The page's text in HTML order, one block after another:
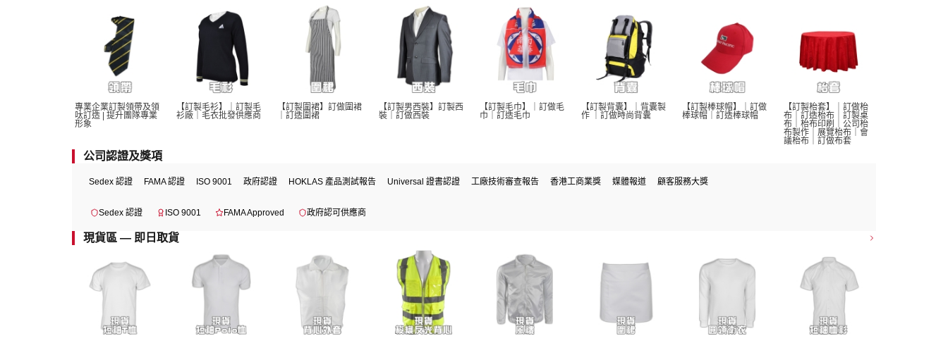
專業企業訂製領帶及領
呔訂造 | 提升團隊專業
形象
【訂製毛衫】｜訂製毛
衫廠｜毛衣批發供應商
【訂製圍裙】訂做圍裙
｜訂造圍裙
【訂製男西裝】訂製西
裝｜訂做西裝
【訂製毛巾】｜訂做毛
巾｜訂造毛巾
【訂製背囊】｜背囊製
作 ｜訂做時尚背囊
【訂製棒球帽】｜訂做
棒球帽｜訂造棒球帽
【訂製枱套】｜訂做枱
布｜訂造枱布｜訂製桌
布｜枱布印刷｜公司枱
布製作｜展覽枱布｜會
議枱布｜訂做布套
公司認證及獎項
Sedex 認證 FAMA 認證 ISO 9001 政府認證 HOKLAS 產品測試報告 Universal 證書認證 工廠技術審查報告 香港工商業獎 媒體報道 顧客服務大獎
Sedex 認證 ISO 9001 FAMA Approved 政府認可供應商
現貨區 — 即日取貨